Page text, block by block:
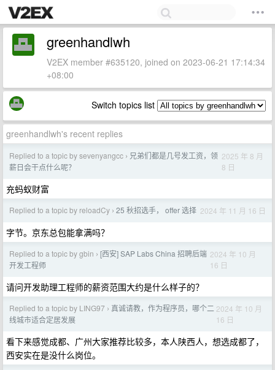
greenhandlwh
V2EX member #635120, joined on 2023-06-21 17:14:34
+08:00
Switch topics list
greenhandlwh's recent replies
Replied to a topic by sevenyangcc › 兄弟们都是几号发工资，领
薪日会干点什么呢？
2025 年 8 月
8 日
充蚂蚁财富
Replied to a topic by reloadCy › 25 秋招选手， offer 选择 2024 年 11 月 16 日
字节。京东总包能拿满吗？
Replied to a topic by gbin › [西安] SAP Labs China 招聘后端
开发工程师
2024 年 10 月
16 日
请问开发助理工程师的薪资范围大约是什么样子的？
Replied to a topic by LING97 › 真诚请教，作为程序员，哪个二
线城市适合定居发展
2024 年 10 月
16 日
看下来感觉成都、广州大家推荐比较多，本人陕西人，想选成都了，
西安实在是没什么岗位。